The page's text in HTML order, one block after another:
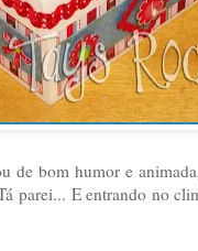
de bom humor e
parei... E entrando no